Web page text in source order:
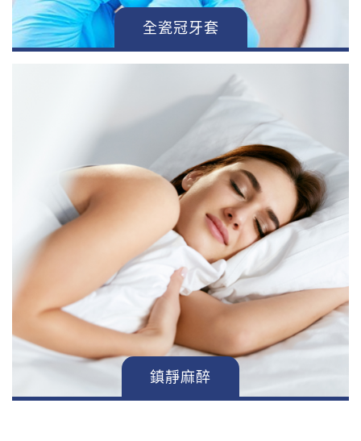
全瓷冠牙套
鎮靜麻醉